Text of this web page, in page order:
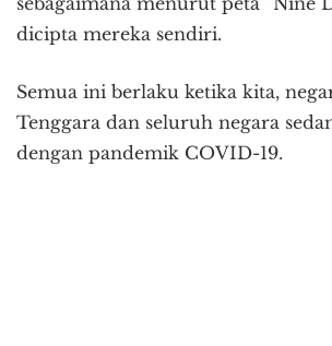
dicipta mereka sendiri.
Semua ini berlaku ketika kita,
Tenggara dan seluruh negara
dengan pandemik COVID-19.